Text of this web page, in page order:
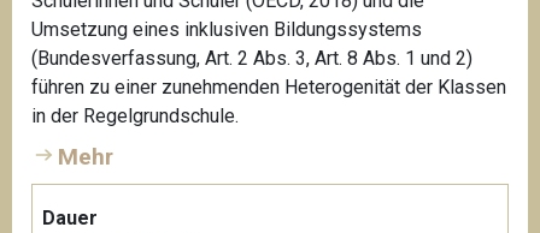
Umsetzung eines inklusiven Bildungssystems
(Bundesverfassung, Art. 2 Abs. 3, Art. 8 Abs. 1 und 2)
führen zu einer zunehmenden Heterogenität der Klassen
in der Regelgrundschule.
Mehr
Dauer